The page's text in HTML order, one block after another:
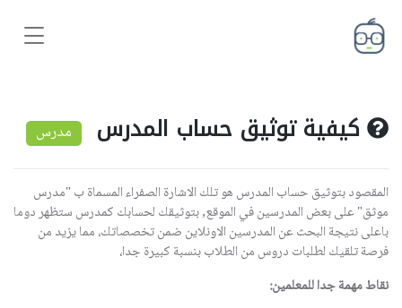
كيفية توثيق حساب المدرس مدرس
المقصود بتوثيق حساب المدرس هو تلك الاشارة الصفراء المسماة ب "مدرس
موثق" على بعض المدرسين في الموقع, بتوثيقك لحسابك كمدرس ستظهر دوما
باعلى نتيجة البحث عن المدرسين الاونلاين ضمن تخصصاتك، مما يزيد من
فرصة تلقيك لطلبات دروس من الطلاب بنسبة كبيرة جدا،
نقاط مهمة جدا للمعلمين: